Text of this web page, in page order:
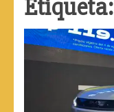
Etiqueta: